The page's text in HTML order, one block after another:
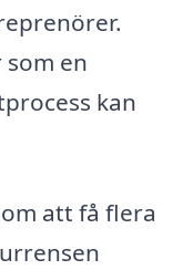
en
kan
att få flera